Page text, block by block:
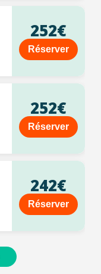
252€
Réserver
252€
Réserver
242€
Réserver